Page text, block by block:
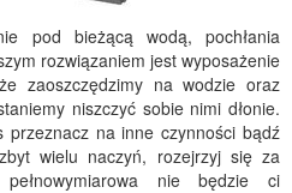
pod bieżącą wodą, pochłania
rozwiązaniem jest wyposażenie
zaoszczędzimy na wodzie oraz
niszczyć sobie nimi dłonie.
na inne czynności bądź
wielu naczyń, rozejrzyj się za
nie będzie ci